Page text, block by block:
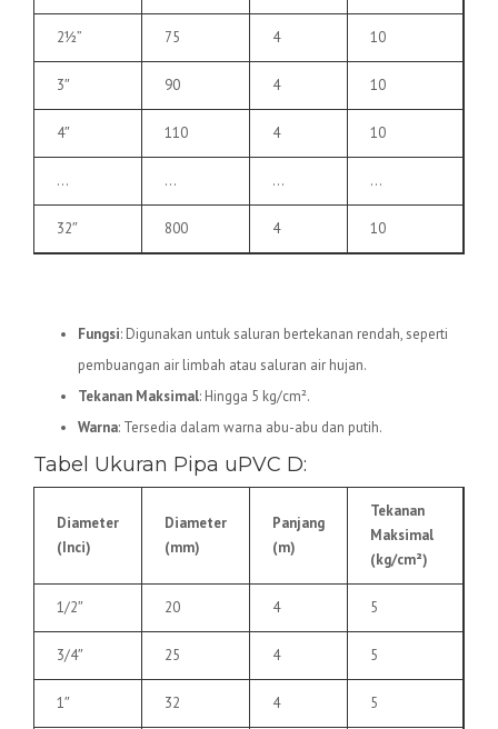
2½” 75 4 10
3″ 90 4 10
4″ 110 4 10
… … … …
32″ 800 4 10
Fungsi: Digunakan untuk saluran bertekanan rendah, seperti
pembuangan air limbah atau saluran air hujan.
Tekanan Maksimal: Hingga 5 kg/cm².
Warna: Tersedia dalam warna abu-abu dan putih.
Tabel Ukuran Pipa uPVC D:
Diameter
(Inci)
Diameter
(mm)
Panjang
(m)
Tekanan
Maksimal
(kg/cm²)
1/2″ 20 4 5
3/4″ 25 4 5
1″ 32 4 5